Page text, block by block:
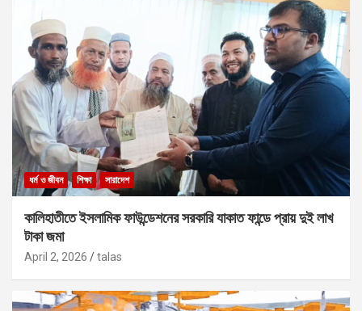
ধর্ম ও জীবন শিক্ষা সারাদেশ
কালিহাতীতে ইসলামিক ফাউন্ডেশনের সরকারি যাকাত ফান্ডে প্রায় দুই লাখ
টাকা জমা
April 2, 2026 talas